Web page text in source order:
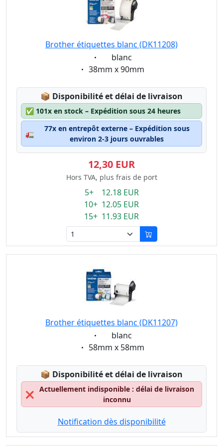
Brother étiquettes blanc (DK11208)
Eigenschaft:
blanc
Eigenschaft:
38mm x 90mm
📦 Lagerstatus:
Disponibilité et délai de livraison
✅ 101x en stock – Expédition sous 24 heures
🚛
77x en entrepôt externe – Expédition sous
environ 2-3 jours ouvrables
12,30 EUR
Hors TVA, plus frais de port
5+ 12.18 EUR
10+ 12.05 EUR
15+ 11.93 EUR
Brother étiquettes blanc (DK11207)
Eigenschaft:
blanc
Eigenschaft:
58mm x 58mm
📦 Lagerstatus:
Disponibilité et délai de livraison
❌
Actuellement indisponible : délai de livraison
inconnu
Notification dès disponibilité